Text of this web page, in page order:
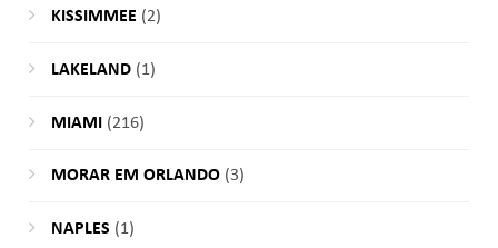
KISSIMMEE (2)
LAKELAND(1)
MIAMI (216)
MORAR EM ORLANDO(3)
NAPLES (1)